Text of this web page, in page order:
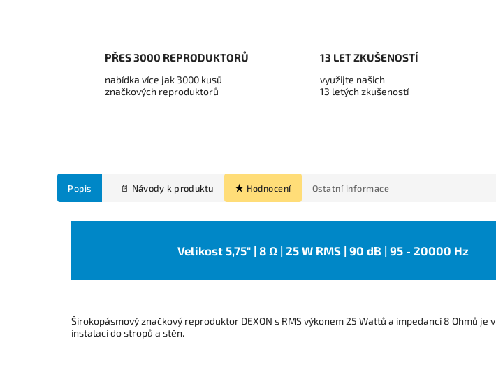
PŘES 3000 REPRODUKTORŮ
nabídka více jak 3000 kusů
značkových reproduktorů
13 LET ZKUŠENOSTÍ
využijte našich
13 letých zkušeností
Popis Hodnocení Ostatní informace
Velikost 5,75" | 8 Ω | 25 W RMS | 90 dB | 95 - 20000 Hz
Širokopásmový značkový reproduktor DEXON s RMS výkonem 25 Wattů a impedancí 8 Ohmů je
instalaci do stropů a stěn.